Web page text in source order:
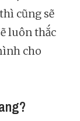
cũng sẽ
luôn thắc
cho